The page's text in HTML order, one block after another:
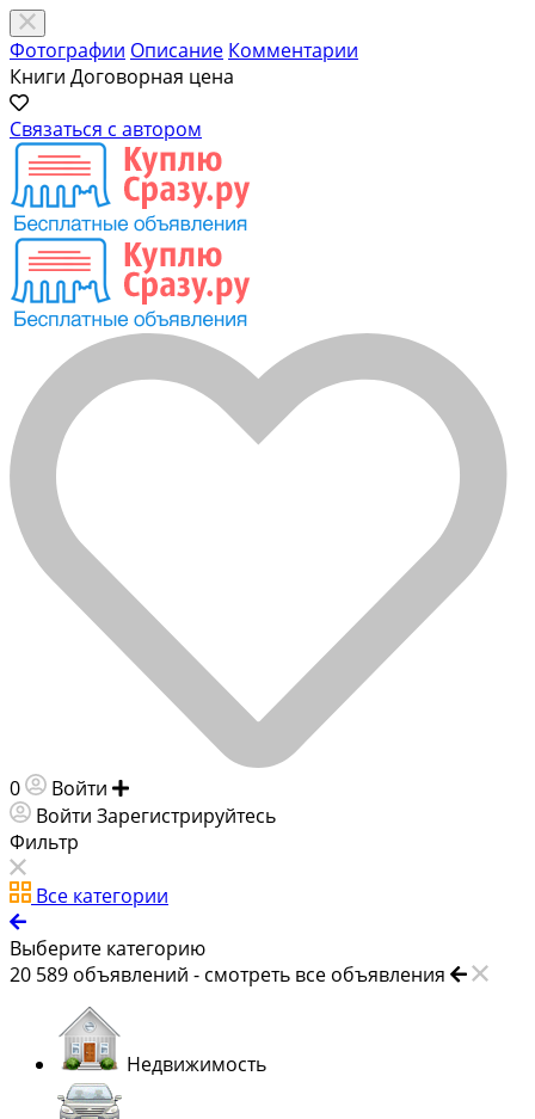
Фотографии Описание Комментарии
Книги Договорная цена
Связаться с автором
0 Войти
Войти Зарегистрируйтесь
Фильтр
Все категории
Выберите категорию
20 589 объявлений - смотреть все объявления
Недвижимость